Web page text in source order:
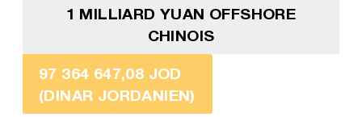
1 MILLIARD YUAN OFFSHORE
CHINOIS
97 364 647,08 JOD
(DINAR JORDANIEN)